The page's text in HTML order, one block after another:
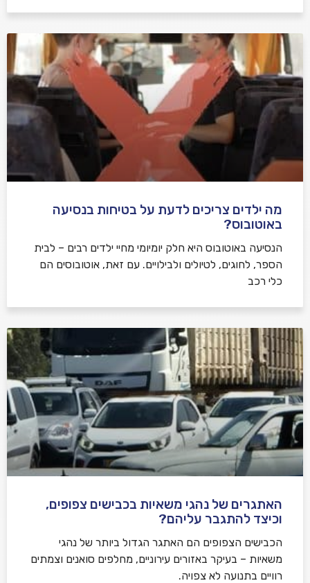
מה ילדים צריכים לדעת על בטיחות בנסיעה
באוטובוס?
הנסיעה באוטובוס היא חלק יומיומי מחיי ילדים רבים – לבית
הספר, לחוגים, לטיולים ולבילויים. עם זאת, אוטובוסים הם
כלי רכב
האתגרים של נהגי משאיות בכבישים צפופים,
וכיצד להתגבר עליהם?
הכבישים הצפופים הם האתגר הגדול ביותר של נהגי
משאיות – בעיקר באזורים עירוניים, מחלפים סואנים וצמתים
רוויים בתנועה לא צפויה.